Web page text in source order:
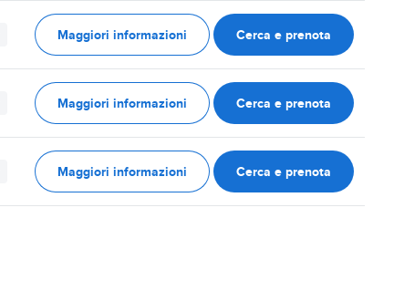
Maggiori informazioni Cerca e prenota
Maggiori informazioni Cerca e prenota
Maggiori informazioni Cerca e prenota